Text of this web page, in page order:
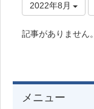
2022年8月
記事がありません。
メニュー